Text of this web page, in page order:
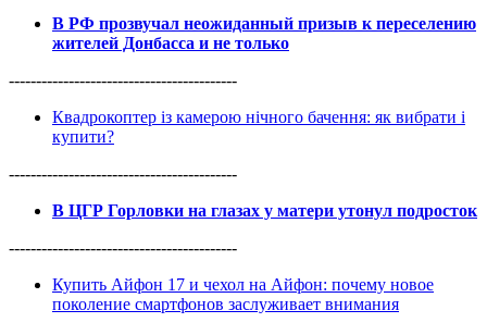
В РФ прозвучал неожиданный призыв к переселению
жителей Донбасса и не только
------------------------------------------
Квадрокоптер із камерою нічного бачення: як вибрати і
купити?
------------------------------------------
В ЦГР Горловки на глазах у матери утонул подросток
------------------------------------------
Купить Айфон 17 и чехол на Айфон: почему новое
поколение смартфонов заслуживает внимания